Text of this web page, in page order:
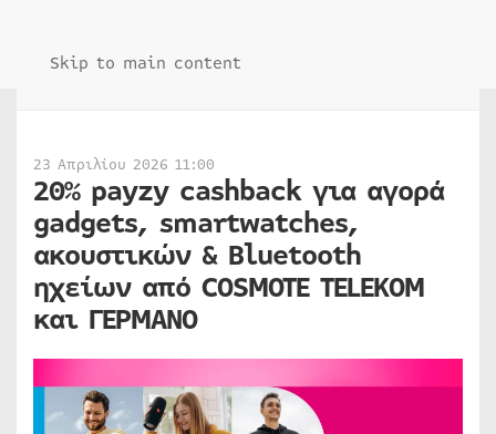
Skip to main content
23 Απριλίου 2026 11:00
20% payzy cashback για αγορά
gadgets, smartwatches,
ακουστικών & Bluetooth
ηχείων από COSMOTE TELEKOM
και ΓΕΡΜΑΝΟ